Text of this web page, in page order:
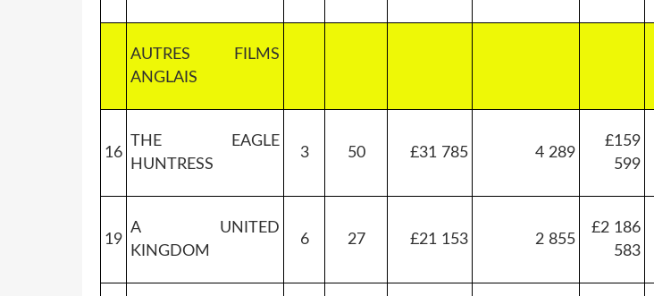
AUTRES FILMS
ANGLAIS
16
THE EAGLE
HUNTRESS
3 50 £31 785 4 289
£159
599
19
A UNITED
KINGDOM
6 27 £21 153 2 855
£2 186
583